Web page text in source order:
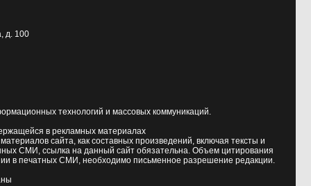
д. 100
технологий и массовых коммуникаций.
в рекламных материалах
сайта, как составных произведений, включая тексты и
СМИ, ссылка на данный сайт обязательна. Объем цитирования
в печатных СМИ, необходимо письменное разрешение редакции.